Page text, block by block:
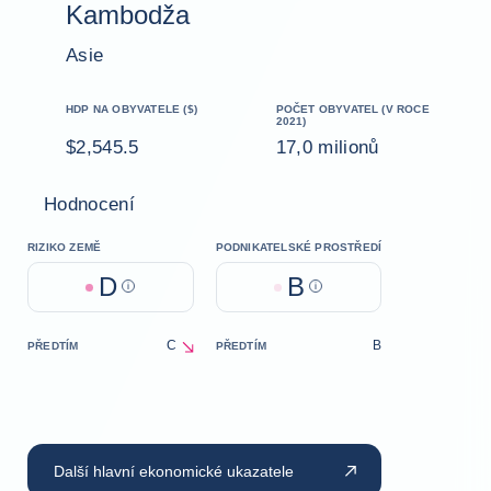
Kambodža
Asie
HDP NA OBYVATELE ($)
$2,545.5
POČET OBYVATEL (V ROCE
2021)
17,0 milionů
Hodnocení
RIZIKO ZEMĚ
D Help
PODNIKATELSKÉ PROSTŘEDÍ
B Help
PŘEDTÍM C
decreasePŘEDTÍM B
Další hlavní ekonomické ukazatele